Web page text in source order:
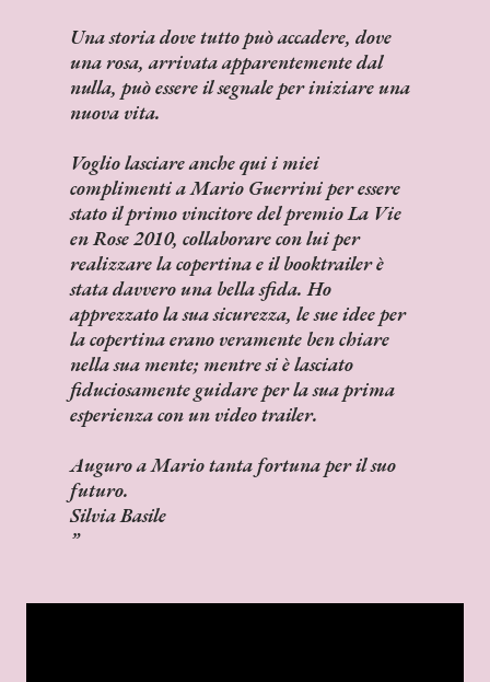
Una storia dove tutto può accadere, dove
una rosa, arrivata apparentemente dal
nulla, può essere il segnale per iniziare una
nuova vita.
Voglio lasciare anche qui i miei
complimenti a Mario Guerrini per essere
stato il primo vincitore del premio La Vie
en Rose 2010, collaborare con lui per
realizzare la copertina e il booktrailer è
stata davvero una bella sfida. Ho
apprezzato la sua sicurezza, le sue idee per
la copertina erano veramente ben chiare
nella sua mente; mentre si è lasciato
fiduciosamente guidare per la sua prima
esperienza con un video trailer.
Auguro a Mario tanta fortuna per il suo
futuro.
Silvia Basile